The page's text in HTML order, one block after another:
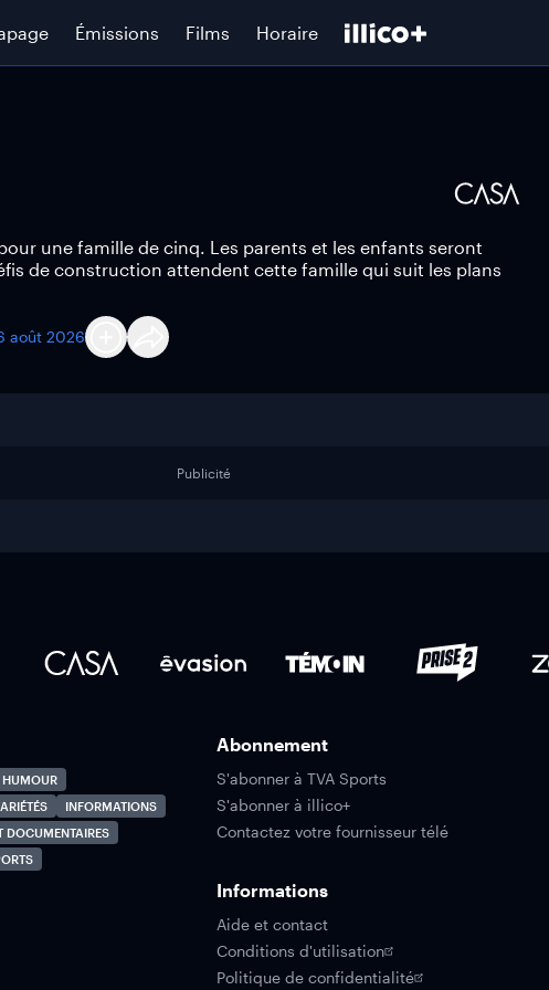
Émissions Films Horaire
une famille de cinq. Les parents et les enfants seront
de construction attendent cette famille qui suit les plans
août 2026
Publicité
HUMOUR
INFORMATIONS
DOCUMENTAIRES
Abonnement
S'abonner à TVA Sports
S'abonner à illico+
Contactez votre fournisseur télé
Informations
Aide et contact
Conditions d'utilisation
Politique de confidentialité